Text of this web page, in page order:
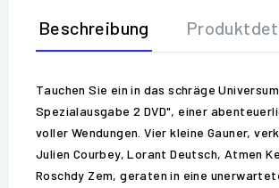
Beschreibung
Tauchen Sie ein in das schräge
Spezialausgabe 2 DVD", einer
voller Wendungen. Vier kleine Gauner,
Julien Courbey, Lorant Deutsch, Atmen
Roschdy Zem, geraten in eine